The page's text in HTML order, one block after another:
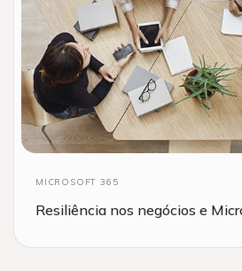
MICROSOFT 365
Resiliência nos negócios e